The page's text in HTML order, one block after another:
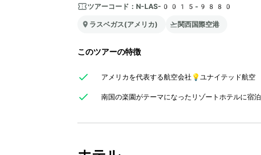
ツアーコード： N-LAS-0015-9880
ラスベガス(アメリカ) 関西国際空港
このツアーの特徴
アメリカを代表する航空会社💡ユナイテッド航空
南国の楽園がテーマになったリゾートホテルに宿泊